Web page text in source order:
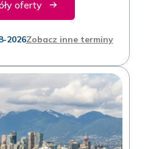
oferty
2026Zobacz inne terminy